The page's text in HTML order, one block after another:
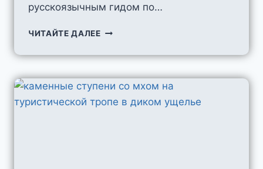
русскоязычным гидом по…
ЧИТАЙТЕ ДАЛЕЕЗАМКИ
И